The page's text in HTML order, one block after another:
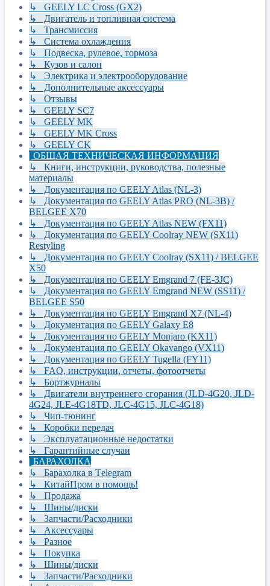
↳ GEELY LC Cross (GX2)
↳ Двигатель и топливная система
↳ Трансмиссия
↳ Система охлаждения
↳ Подвеска, рулевое, тормоза
↳ Кузов и салон
↳ Электрика и электрооборудование
↳ Дополнительные аксессуары
↳ Отзывы
↳ GEELY SC7
↳ GEELY MK
↳ GEELY MK Cross
↳ GEELY CK
| ОБЩАЯ ТЕХНИЧЕСКАЯ ИНФОРМАЦИЯ
↳ Книги, инструкции, руководства, полезные
материалы
↳ Документация по GEELY Atlas (NL-3)
↳ Документация по GEELY Atlas PRO (NL-3B) /
BELGEE X70
↳ Документация по GEELY Atlas NEW (FX11)
↳ Документация по GEELY Coolray NEW (SX11)
Restyling
↳ Документация по GEELY Coolray (SX11) / BELGEE
X50
↳ Документация по GEELY Emgrand 7 (FE-3JC)
↳ Документация по GEELY Emgrand NEW (SS11) /
BELGEE S50
↳ Документация по GEELY Emgrand X7 (NL-4)
↳ Документация по GEELY Galaxy E8
↳ Документация по GEELY Monjaro (KX11)
↳ Документация по GEELY Okavango (VX11)
↳ Документация по GEELY Tugella (FY11)
↳ FAQ, инструкции, отчеты, фотоотчеты
↳ Бортжурналы
↳ Двигатели внутреннего сгорания (JLD-4G20, JLD-
4G24, JLE-4G18TD, JLC-4G15, JLC-4G18)
↳ Чип-тюнинг
↳ Коробки передач
↳ Эксплуатационные недостатки
↳ Гарантийные случаи
| БАРАХОЛКА
↳ Барахолка в Tеlegram
↳ КитайПром в помощь!
↳ Продажа
↳ Шины/диски
↳ Запчасти/Расходники
↳ Аксессуары
↳ Разное
↳ Покупка
↳ Шины/диски
↳ Запчасти/Расходники